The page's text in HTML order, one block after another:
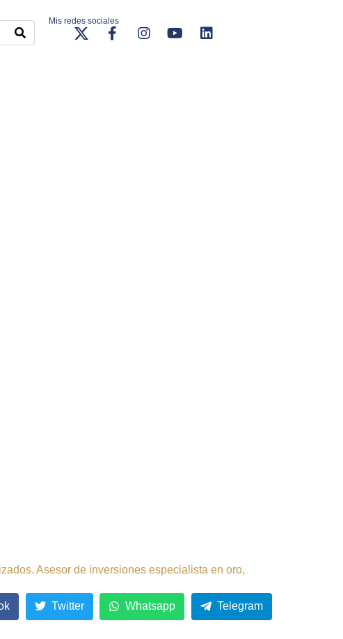
Mis redes sociales
Asesor de inversiones especialista en oro,
Twitter Whatsapp Telegram